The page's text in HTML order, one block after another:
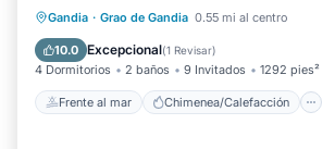
Gandia · Grao de Gandia 0.55 mi al centro
10.0 Excepcional(1 Revisar)
4 Dormitorios 2 baños 9 Invitados 1292 pies²
Frente al mar Chimenea/Calefacción
Frente al mar
Chimenea/
Piscina
Vista al mar